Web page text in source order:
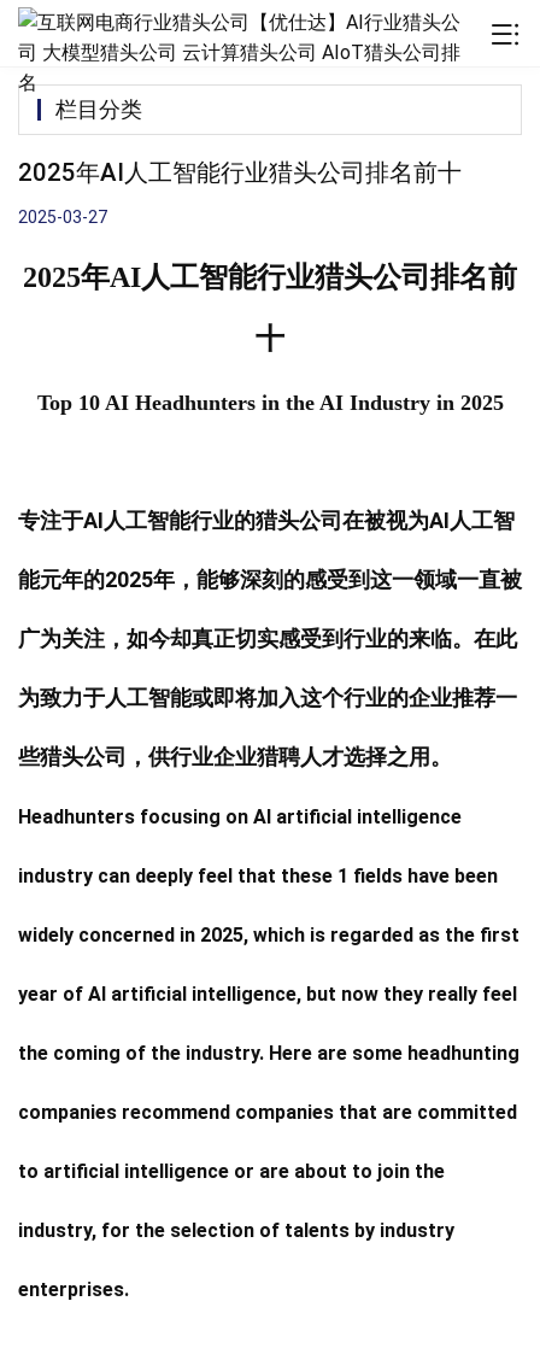
2025年AI人工智能行业猎头公司排名前十
2025-03-27
2025年AI人工智能行业猎头公司排名前
十
Top 10 AI Headhunters in the AI Industry in 2025
专注于AI人工智能行业的猎头公司在被视为AI人工智
能元年的2025年，能够深刻的感受到这一领域一直被
广为关注，如今却真正切实感受到行业的来临。在此
为致力于人工智能或即将加入这个行业的企业推荐一
些猎头公司，供行业企业猎聘人才选择之用。
Headhunters focusing on AI artificial intelligence
industry can deeply feel that these 1 fields have been
widely concerned in 2025, which is regarded as the first
year of AI artificial intelligence, but now they really feel
the coming of the industry. Here are some headhunting
companies recommend companies that are committed
to artificial intelligence or are about to join the
industry, for the selection of talents by industry
enterprises.
栏目分类